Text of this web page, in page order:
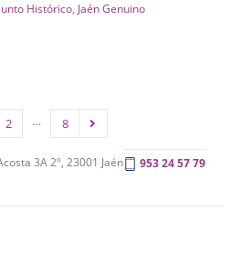
Histórico, Jaén Genuino
2 … 8
3A 2º, 23001 Jaén
953 24 57 79